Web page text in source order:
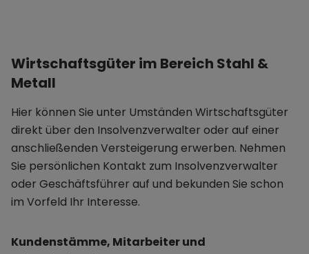
Wirtschaftsgüter im Bereich Stahl &
Metall
Hier können Sie unter Umständen Wirtschaftsgüter
direkt über den Insolvenzverwalter oder auf einer
anschließenden Versteigerung erwerben. Nehmen
Sie persönlichen Kontakt zum Insolvenzverwalter
oder Geschäftsführer auf und bekunden Sie schon
im Vorfeld Ihr Interesse.
Kundenstämme, Mitarbeiter und